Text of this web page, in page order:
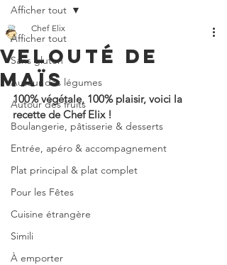
Afficher tout
Sans gluten
Autour des légumes
Autour des fruits
Boulangerie, pâtisserie & desserts
Entrée, apéro & accompagnement
Plat principal & plat complet
Pour les Fêtes
Cuisine étrangère
Simili
À emporter
Afficher tout
VELOUTÉ DE
MAÏS
Chef Elix
100% végétale, 100% plaisir, voici la
recette de Chef Elix !